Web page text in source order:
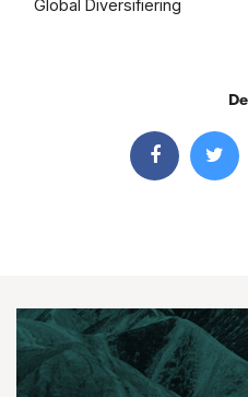
Global Diversifiering